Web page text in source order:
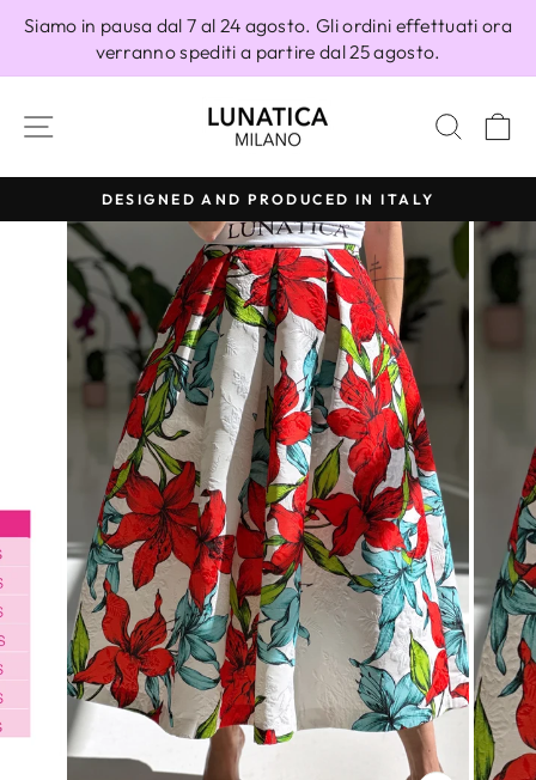
direttamente
Siamo in pausa dal 7 al 24 agosto. Gli ordini effettuati ora
verranno spediti a partire dal 25 agosto.
NAVIGAZIONE DEL SITO
Metti
in
pausa
presentazione
DESIGNED AND PRODUCED IN ITALY